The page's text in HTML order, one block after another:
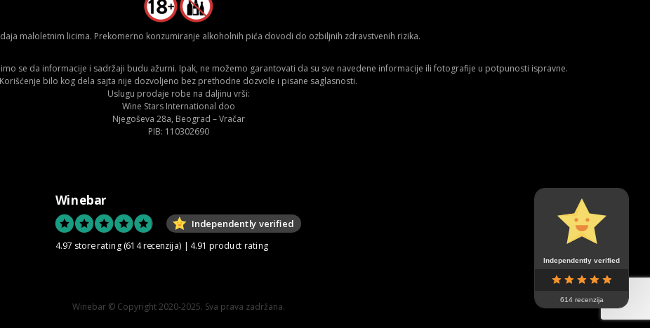
maloletnim licima. Prekomerno konzumiranje alkoholnih pića dovodi do ozbiljnih zdravstvenih rizika.
se da informacije i sadržaji budu ažurni. Ipak, ne možemo garantovati da su sve navedene informacije ili fotografije u potpunosti ispravne.
Korišćenje bilo kog dela sajta nije dozvoljeno bez prethodne dozvole i pisane saglasnosti.
Uslugu prodaje robe na daljinu vrši:
Wine Stars International doo
Njegoševa 28a, Beograd – Vračar
PIB: 110302690
Winebar
Independently verified
4.97 store rating (614 recenzija) | 4.91 product rating
Winebar © Copyright 2020-2025. Sva prava zadržana.
Independently verified
614 recenzija